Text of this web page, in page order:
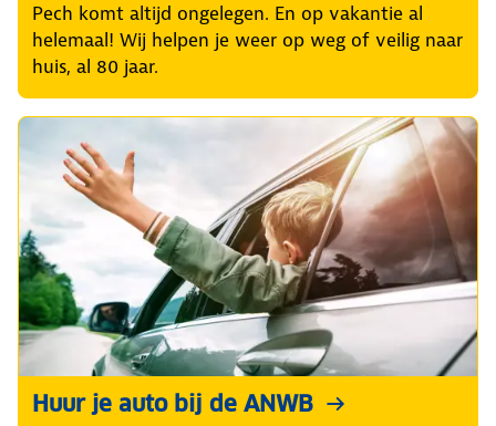
Pech komt altijd ongelegen. En op vakantie al
helemaal! Wij helpen je weer op weg of veilig naar
huis, al 80 jaar.
Huur je auto bij de ANWB